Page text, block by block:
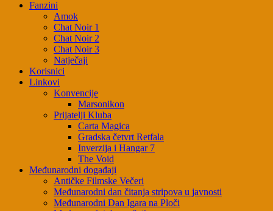
Fanzini
Amok
Chat Noir 1
Chat Noir 2
Chat Noir 3
Natječaji
Korisnici
Linkovi
Konvencije
Marsonikon
Prijatelji Kluba
Carta Magica
Gradska četvrt Retfala
Inverzija i Hangar 7
The Void
Međunarodni događaji
Antičke Filmske Večeri
Međunarodni dan čitanja stripova u javnosti
Međunarodni Dan Igara na Ploči